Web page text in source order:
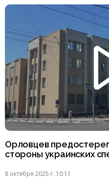
Орловцев
стороны украинских
8 октября 2025 г. 10:11